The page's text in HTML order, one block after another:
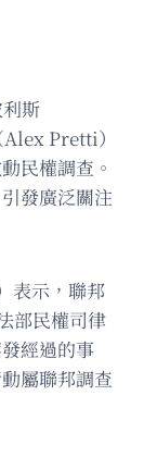
斯
Pretti）
民權調查。
發廣泛關注
表示，聯邦
部民權司律
經過的事
屬聯邦調查